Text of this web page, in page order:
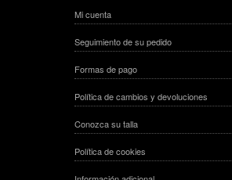
Mi cuenta
Seguimiento de su pedido
Formas de pago
Política de cambios y devoluciones
Conozca su talla
Política de cookies